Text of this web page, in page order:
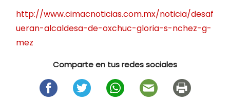
http://www.cimacnoticias.com.mx/noticia/desaf
ueran-alcaldesa-de-oxchuc-gloria-s-nchez-g-
mez
Comparte en tus redes sociales